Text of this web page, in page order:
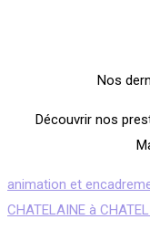
Nos
Découvrir nos
animation et
CHATELAINE à